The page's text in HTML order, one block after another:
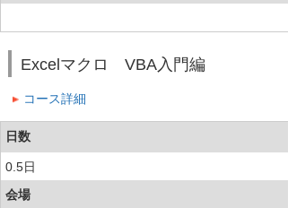
Excelマクロ VBA入門編
コース詳細
日数
0.5日
会場